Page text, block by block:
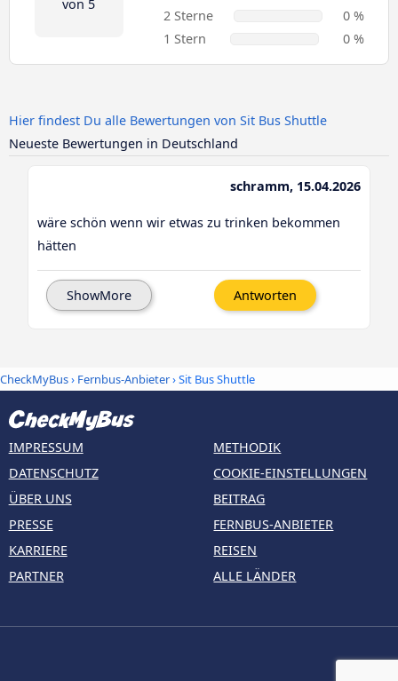
von 5
2 Sterne
0 %
1 Stern
0 %
Hier findest Du alle Bewertungen von Sit Bus Shuttle
Neueste Bewertungen in Deutschland
schramm, 15.04.2026
wäre schön wenn wir etwas zu trinken bekommen
hätten
ShowMore Antworten
CheckMyBus› Fernbus-Anbieter› Sit Bus Shuttle
IMPRESSUM
DATENSCHUTZ
ÜBER UNS
PRESSE
KARRIERE
PARTNER
METHODIK
COOKIE-EINSTELLUNGEN
BEITRAG
FERNBUS-ANBIETER
REISEN
ALLE LÄNDER